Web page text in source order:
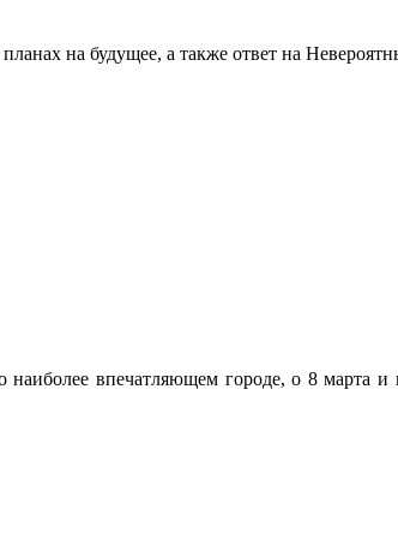
на будущее, а также ответ на
впечатляющем городе, о 8 марта и